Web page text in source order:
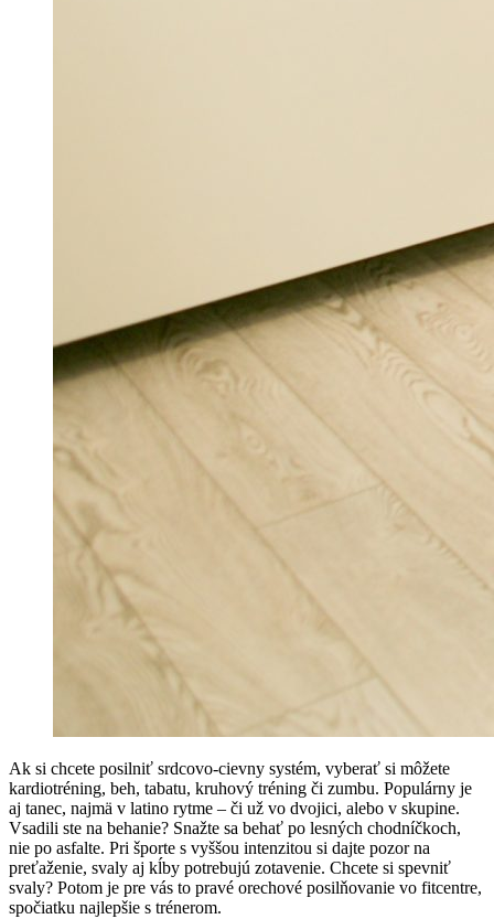
Ak si chcete posilniť srdcovo-cievny systém, vyberať si môžete
kardiotréning, beh, tabatu, kruhový tréning či zumbu. Populárny je
aj tanec, najmä v latino rytme – či už vo dvojici, alebo v skupine.
Vsadili ste na behanie? Snažte sa behať po lesných chodníčkoch,
nie po asfalte. Pri športe s vyššou intenzitou si dajte pozor na
preťaženie, svaly aj kĺby potrebujú zotavenie. Chcete si spevniť
svaly? Potom je pre vás to pravé orechové posilňovanie vo fitcentre,
spočiatku najlepšie s trénerom.